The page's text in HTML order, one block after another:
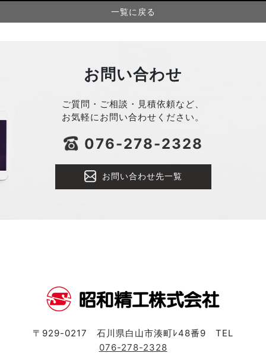
一覧に戻る
お問い合わせ
ご質問・ご相談・見積依頼など、
お気軽にお問い合わせください。
076-278-2328
お問い合わせ先一覧
〒929-0217 石川県白山市湊町ﾚ48番9 TEL
076-278-2328